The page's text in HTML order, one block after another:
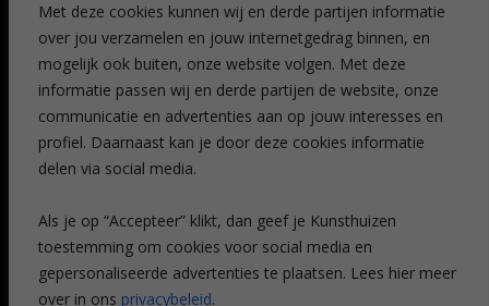
Met deze cookies kunnen wij en derde partijen informatie
over jou verzamelen en jouw internetgedrag binnen, en
mogelijk ook buiten, onze website volgen. Met deze
informatie passen wij en derde partijen de website, onze
communicatie en advertenties aan op jouw interesses en
profiel. Daarnaast kan je door deze cookies informatie
delen via social media.
Als je op “Accepteer” klikt, dan geef je Kunsthuizen
toestemming om cookies voor social media en
gepersonaliseerde advertenties te plaatsen. Lees hier meer
over in ons privacybeleid.
Leiden
Amsterdam
Breda
Favorieten
Mijn art alert
NIEUWSBRIEF